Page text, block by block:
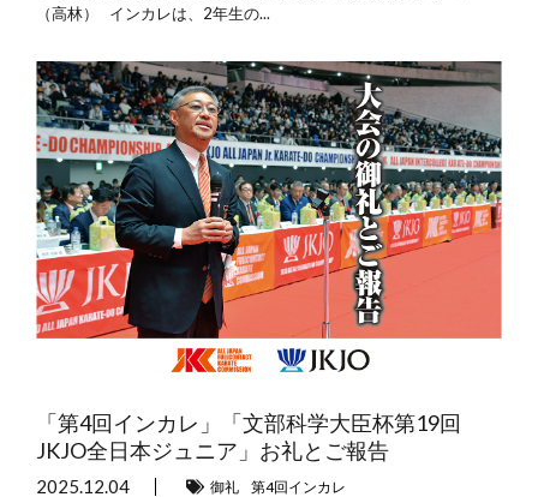
（高林） インカレは、2年生の...
「第4回インカレ」「文部科学大臣杯第19回
JKJO全日本ジュニア」お礼とご報告
2025.12.04 御礼 第4回インカレ